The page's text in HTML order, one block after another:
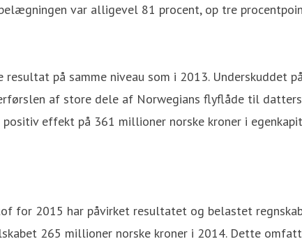
var alligevel 81 procent, op tre
på samme niveau som i 2013.
af store dele af Norwegians flyflåde til
effekt på 361 millioner norske kroner i
for 2015 har påvirket resultatet og belastet
265 millioner norske kroner i 2014. Dette